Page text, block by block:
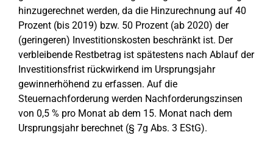
hinzugerechnet werden, da die Hinzurechnung auf 40
Prozent (bis 2019) bzw. 50 Prozent (ab 2020) der
(geringeren) Investitionskosten beschränkt ist. Der
verbleibende Restbetrag ist spätestens nach Ablauf der
Investitionsfrist rückwirkend im Ursprungsjahr
gewinnerhöhend zu erfassen. Auf die
Steuernachforderung werden Nachforderungszinsen
von 0,5 % pro Monat ab dem 15. Monat nach dem
Ursprungsjahr berechnet (§ 7g Abs. 3 EStG).